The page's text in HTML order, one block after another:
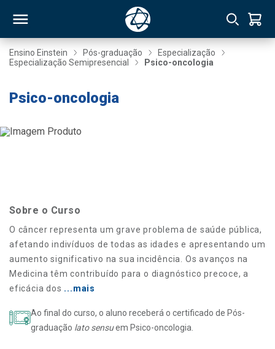
Ensino Einstein Pós-graduação
Especialização
Especialização Semipresencial
Psico-oncologia
Psico-oncologia
Sobre o Curso
O câncer representa um grave problema de saúde pública,
afetando indivíduos de todas as idades e apresentando um
aumento significativo na sua incidência. Os avanços na
Medicina têm contribuído para o diagnóstico precoce, a
eficácia dos ...mais
Ao final do curso, o aluno receberá o certificado de Pós-
graduação lato sensuem Psico-oncologia.